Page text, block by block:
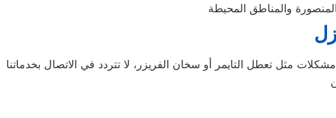
مثل تعطل التايمر أو سخان الفريزر، لا تتردد في الاتصال بخدماتنا